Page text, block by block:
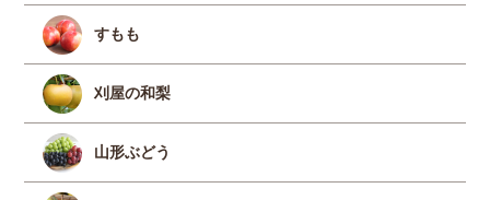
すもも
刈屋の和梨
山形ぶどう